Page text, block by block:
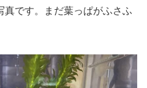
真です。まだ葉っぱがふさふ